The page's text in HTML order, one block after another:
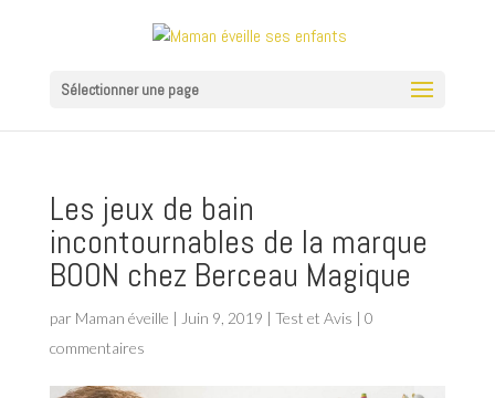
Sélectionner une page
Les jeux de bain
incontournables de la marque
BOON chez Berceau Magique
par Maman éveille | Juin 9, 2019 | Test et Avis | 0
commentaires